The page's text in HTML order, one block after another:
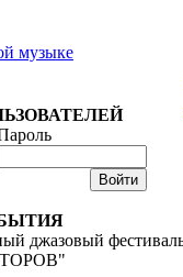
джазовый